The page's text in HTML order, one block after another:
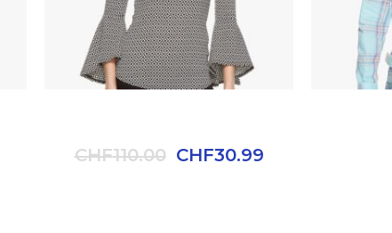
CHF110.00 CHF30.99